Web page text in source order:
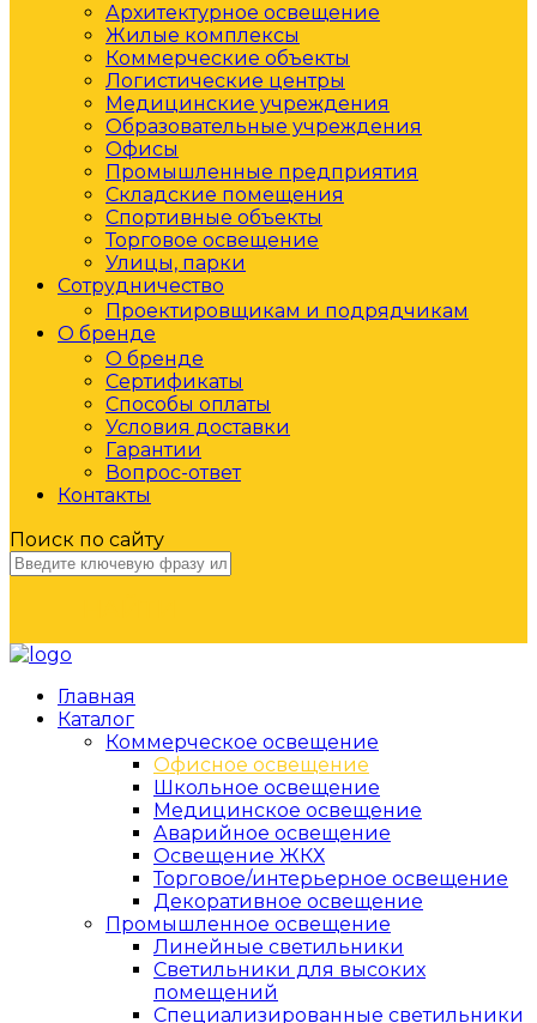
Архитектурное освещение
Жилые комплексы
Коммерческие объекты
Логистические центры
Медицинские учреждения
Образовательные учреждения
Офисы
Промышленные предприятия
Складские помещения
Спортивные объекты
Торговое освещение
Улицы, парки
Сотрудничество
Проектировщикам и подрядчикам
О бренде
О бренде
Сертификаты
Способы оплаты
Условия доставки
Гарантии
Вопрос-ответ
Контакты
Поиск по сайту
Главная
Каталог
Коммерческое освещение
Офисное освещение
Школьное освещение
Медицинское освещение
Аварийное освещение
Освещение ЖКХ
Торговое/интерьерное освещение
Декоративное освещение
Промышленное освещение
Линейные светильники
Светильники для высоких
помещений
Специализированные светильники